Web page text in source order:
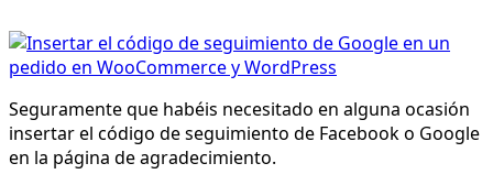
Seguramente que habéis necesitado en alguna ocasión
insertar el código de seguimiento de Facebook o Google
en la página de agradecimiento.